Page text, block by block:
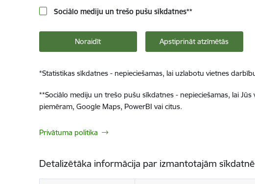
Sociālo mediju un trešo pušu sīkdatnes**
Noraidīt Apstiprināt atzīmētās
*Statistikas sīkdatnes - nepieciešamas, lai uzlabotu vietnes
**Sociālo mediju un trešo pušu sīkdatnes - nepieciešamas, lai
piemēram, Google Maps, PowerBI vai citus.
Privātuma politika
Detalizētāka informācija par izmantotajām